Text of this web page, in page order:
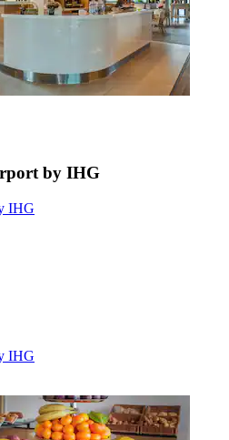
by IHG
IHG
IHG